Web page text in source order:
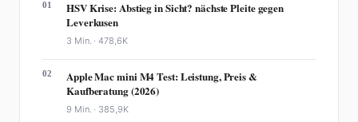
01
HSV Krise: Abstieg in Sicht? nächste Pleite gegen
Leverkusen
3 Min. ·478,6K
02
Apple Mac mini M4 Test: Leistung, Preis &
Kaufberatung (2026)
9 Min. · 385,9K